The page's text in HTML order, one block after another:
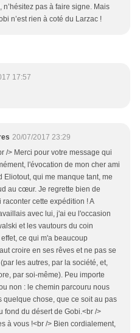
pas à faire signe. Mais
n’est rien à coté du Larzac !
17:57
20/07/2017 23:29
/> Merci pour votre message qui
l'évocation de mon cher ami
Eliotout, qui me manque tant, me
au cœur. Je regrette bien de
cette expédition ! A
avec lui, j'ai eu l'occasion
et les vautours du coin
ce qui m'a beaucoup
croire en ses rêves et ne pas se
les autres, par la société, et,
par soi-même). Peu importe
non : le chemin parcouru nous
quelque chose, que ce soit au pas
fond du désert de Gobi.<br />
à vous !<br /> Bien cordialement,